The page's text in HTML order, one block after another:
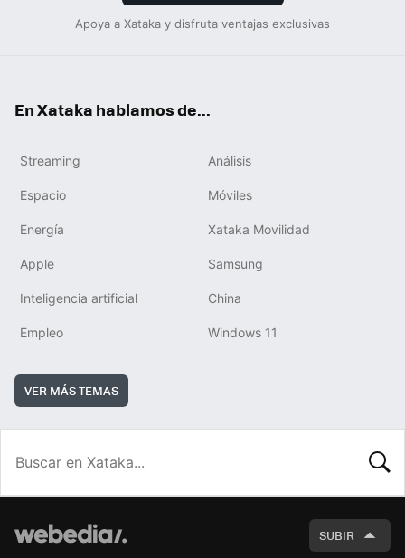
Apoya a Xataka y disfruta ventajas exclusivas
En Xataka hablamos de...
Streaming Análisis
Espacio Móviles
Energía Xataka Movilidad
Apple Samsung
Inteligencia artificial China
Empleo Windows 11
VER MÁS TEMAS
SUBIR